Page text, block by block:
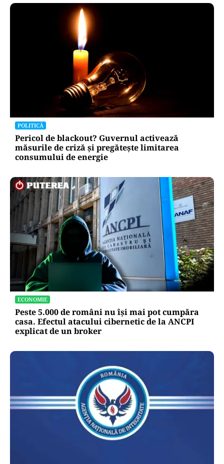
POLITICĂ
Pericol de blackout? Guvernul activează
măsurile de criză și pregătește limitarea
consumului de energie
ECONOMIE
Peste 5.000 de români nu își mai pot cumpăra
casa. Efectul atacului cibernetic de la ANCPI
explicat de un broker